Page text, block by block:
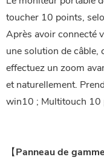
toucher 10 points,
Après avoir connecté
une solution de câble,
effectuez un zoom
et naturellement.
win10 ; Multitouch 10
【Panneau de